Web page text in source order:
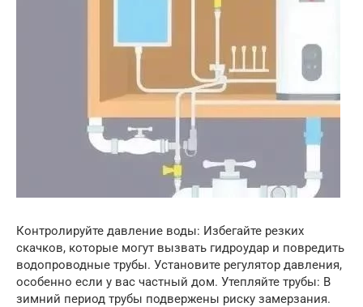
Контролируйте давление воды: Избегайте резких
скачков, которые могут вызвать гидроудар и повредить
водопроводные трубы. Установите регулятор давления,
особенно если у вас частный дом. Утепляйте трубы: В
зимний период трубы подвержены риску замерзания.